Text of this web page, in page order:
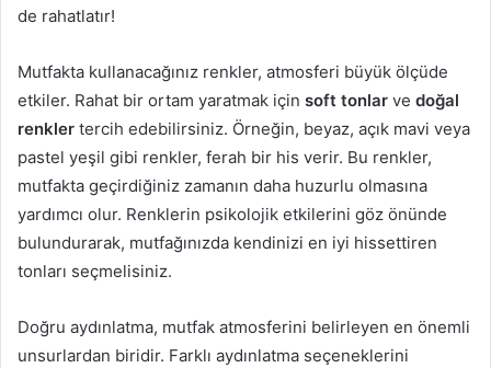
de rahatlatır!
Mutfakta kullanacağınız renkler, atmosferi büyük ölçüde
etkiler. Rahat bir ortam yaratmak için soft tonlar ve doğal
renkler tercih edebilirsiniz. Örneğin, beyaz, açık mavi veya
pastel yeşil gibi renkler, ferah bir his verir. Bu renkler,
mutfakta geçirdiğiniz zamanın daha huzurlu olmasına
yardımcı olur. Renklerin psikolojik etkilerini göz önünde
bulundurarak, mutfağınızda kendinizi en iyi hissettiren
tonları seçmelisiniz.
Doğru aydınlatma, mutfak atmosferini belirleyen en önemli
unsurlardan biridir. Farklı aydınlatma seçeneklerini